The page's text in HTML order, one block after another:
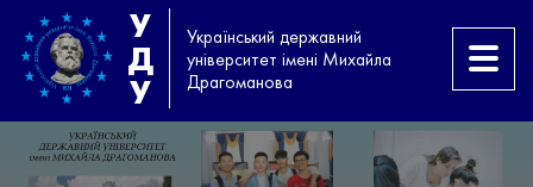
У
Д
У
Український державний
університет імені Михайла
Драгоманова